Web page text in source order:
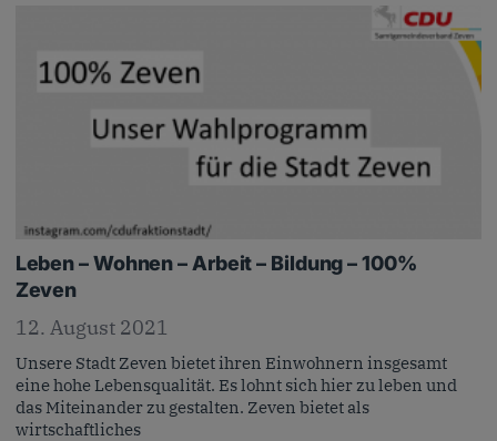
Leben – Wohnen – Arbeit – Bildung – 100%
Zeven
12. August 2021
Unsere Stadt Zeven bietet ihren Einwohnern insgesamt
eine hohe Lebensqualität. Es lohnt sich hier zu leben und
das Miteinander zu gestalten. Zeven bietet als
wirtschaftliches